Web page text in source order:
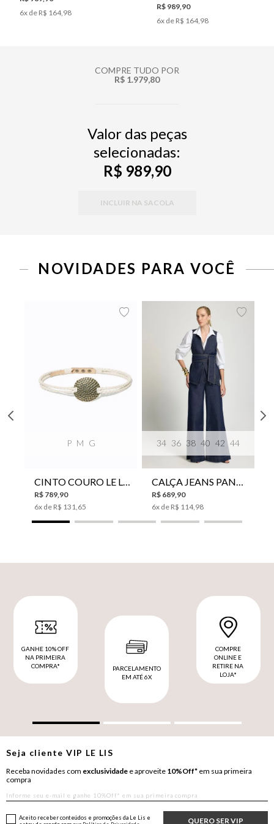
6x de R$ 164,98
R$ 989,90
6x de R$ 164,98
COMPRE TUDO POR
R$ 1.979,80
Valor das peças
selecionadas:
R$ 989,90
INCLUIR NA SACOLA
NOVIDADES PARA VOCÊ
P M G
CINTO COURO LE LIS SUKI FEMININO
R$ 789,90
6x de R$ 131,65
34 36 38 40 42 44
CALÇA JEANS PANTA WIDE LE LIS ISIS FEMININA
R$ 689,90
6x de R$ 114,98
GANHE 10% OFF
NA PRIMEIRA
COMPRA*
PARCELAMENTO
EM ATÉ 6X
COMPRE
ONLINE E
RETIRE NA
LOJA*
Seja clienteVIP LE LIS
Receba novidades com exclusividade e aproveite 10%Off* em sua primeira
compra
QUERO SER VIP
Aceito receber conteúdos e promoções da Le Lis e